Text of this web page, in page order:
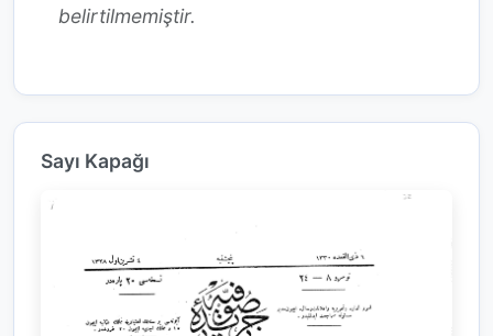
belirtilmemiştir.
Sayı Kapağı